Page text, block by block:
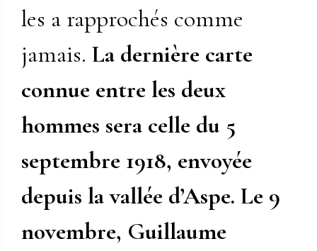
les a rapprochés comme
jamais.La dernière carte
connue entre les deux
hommes sera celle du 5
septembre 1918, envoyée
depuis la vallée d’Aspe. Le 9
novembre, Guillaume